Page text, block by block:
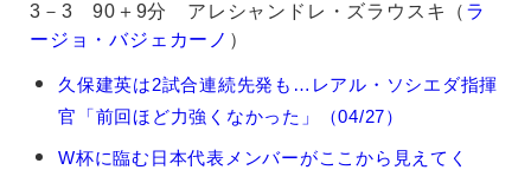
3－3 90＋9分 アレシャンドレ・ズラウスキ（ ラ
ージョ・バジェカーノ ）
久
英
久保建英は2試合連続先発も…レアル・ソシエダ指揮
官「前回ほど力強くなかった」（04/27）
W杯に臨む日本代表メンバーがここから見えてく